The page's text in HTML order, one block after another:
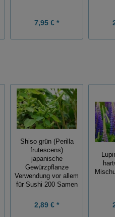
7,95 € *
Shiso grün (Perilla
frutescens)
japanische
Gewürzpflanze
Verwendung vor allem
für Sushi 200 Samen
2,89 € *